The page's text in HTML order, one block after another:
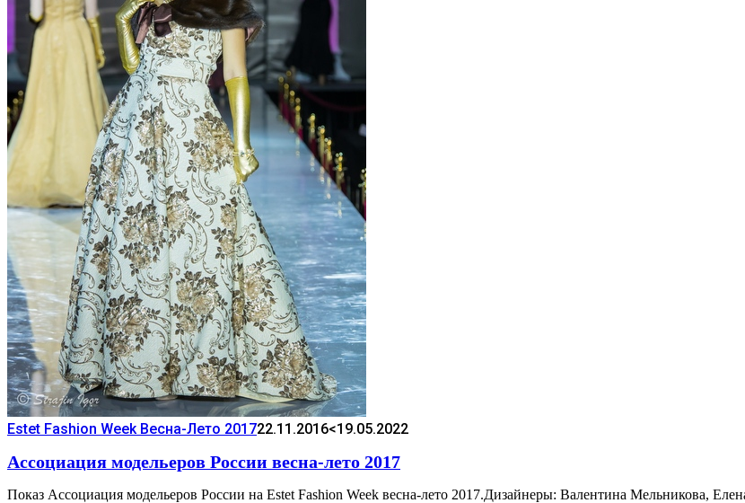
Estet Fashion Week Весна-Лето 201722.11.2016<19.05.2022
Ассоциация модельеров России весна-лето 2017
Показ Ассоциация модельеров России на Estet Fashion Week весна-лето 2017.Дизайнеры: Валентина Мельникова,